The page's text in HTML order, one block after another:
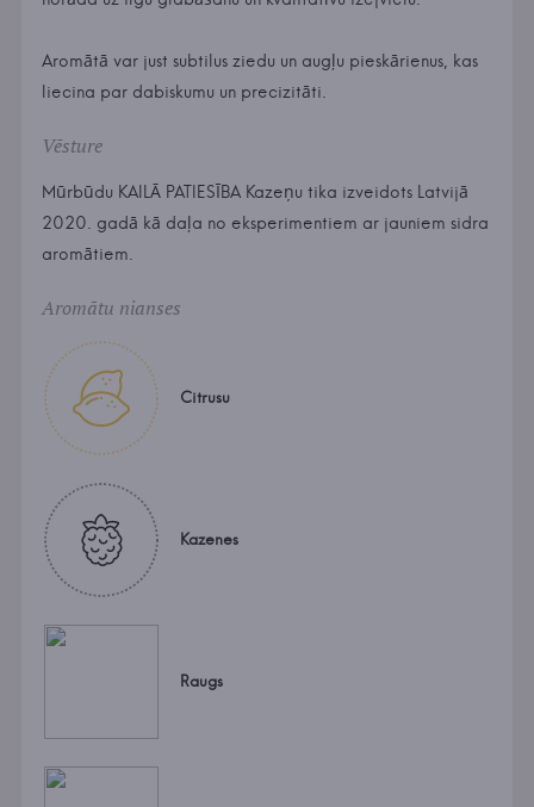
Aromātā var just subtilus ziedu un augļu pieskārienus, kas
liecina par dabiskumu un precizitāti.
Vēsture
Mūrbūdu KAILĀ PATIESĪBA Kazeņu tika izveidots Latvijā
2020. gadā kā daļa no eksperimentiem ar jauniem sidra
aromātiem.
Aromātu nianses
Citrusu
Kazenes
Raugs